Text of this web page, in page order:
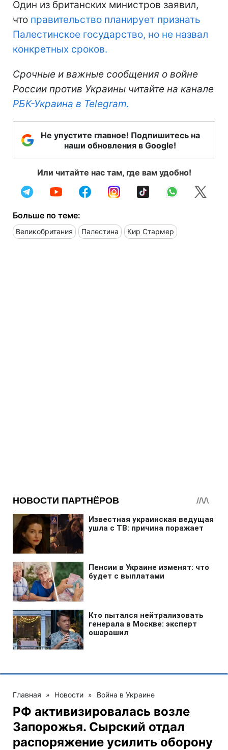
Один из британских министров заявил,
что правительство планирует признать
Палестинское государство, но не назвал
конкретных сроков.
Срочные и важные сообщения о войне
России против Украины читайте на канале
РБК-Украина в Telegram.
Не упустите главное! Подпишитесь на
наши обновления в Google!
Или читайте нас там, где вам удобно!
Больше по теме:
Великобритания Палестина Кир Стармер
Главная » Новости » Война в Украине
РФ активизировалась возле
Запорожья. Сырский отдал
распоряжение усилить оборону